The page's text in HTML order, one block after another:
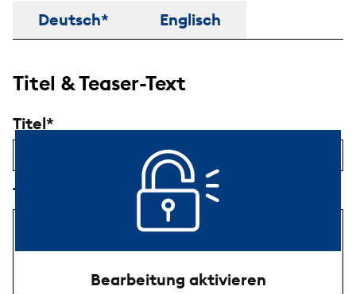
Bearbeitung aktivieren
Deutsch* Englisch
Titel & Teaser-Text
Titel
Teaser-Text